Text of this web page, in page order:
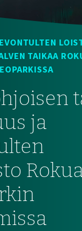
TAIKAA
ja